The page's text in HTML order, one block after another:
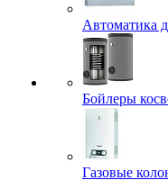
Автоматика
Бойлеры
Газовые